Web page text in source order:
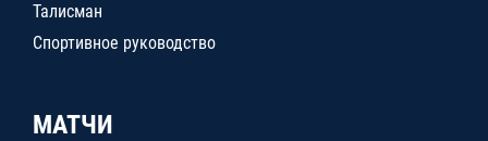
Талисман
Спортивное руководство
МАТЧИ